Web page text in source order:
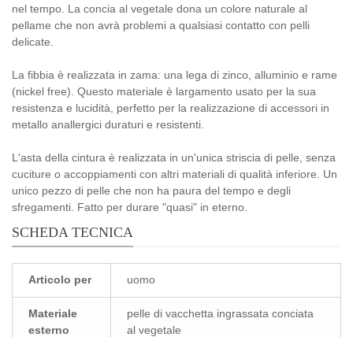
nel tempo. La concia al vegetale dona un colore naturale al
pellame che non avrà problemi a qualsiasi contatto con pelli
delicate.
La fibbia è realizzata in zama: una lega di zinco, alluminio e rame
(nickel free). Questo materiale è largamento usato per la sua
resistenza e lucidità, perfetto per la realizzazione di accessori in
metallo anallergici duraturi e resistenti.
L'asta della cintura è realizzata in un'unica striscia di pelle, senza
cuciture o accoppiamenti con altri materiali di qualità inferiore. Un
unico pezzo di pelle che non ha paura del tempo e degli
sfregamenti. Fatto per durare "quasi" in eterno.
SCHEDA TECNICA
Articolo per uomo
Materiale
esterno
pelle di vacchetta ingrassata conciata
al vegetale